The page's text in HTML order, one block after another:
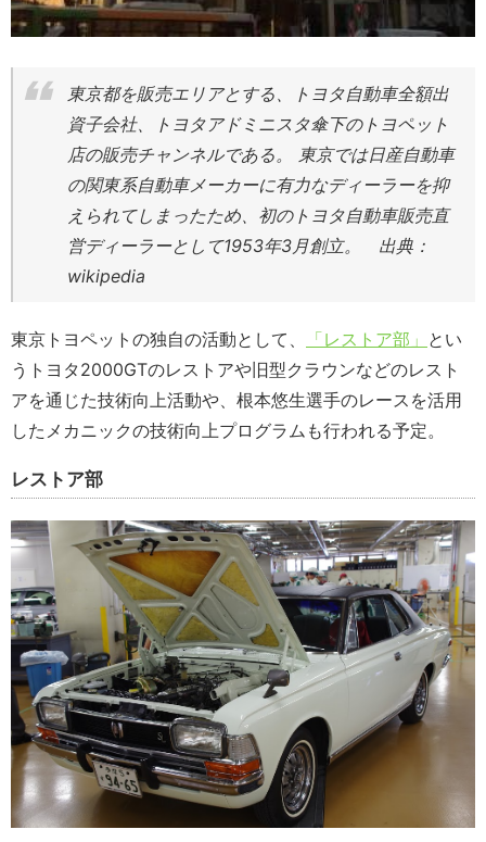
東京都を販売エリアとする、トヨタ自動車全額出
資子会社、トヨタアドミニスタ傘下のトヨペット
店の販売チャンネルである。 東京では日産自動車
の関東系自動車メーカーに有力なディーラーを抑
えられてしまったため、初のトヨタ自動車販売直
営ディーラーとして1953年3月創立。 出典：
wikipedia
東京トヨペットの独自の活動として、 「レストア部」 とい
うトヨタ2000GTのレストアや旧型クラウンなどのレスト
アを通じた技術向上活動や、根本悠生選手のレースを活用
したメカニックの技術向上プログラムも行われる予定。
レストア部